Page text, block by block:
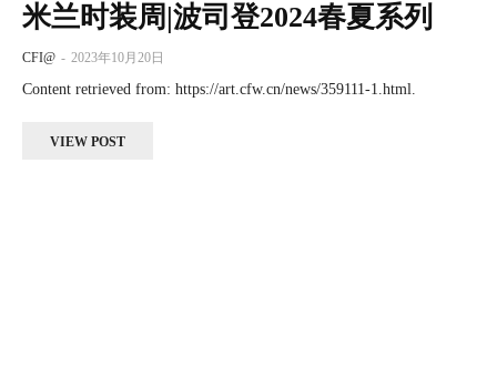
米兰时装周|波司登2024春夏系列
CFI@ - 2023年10月20日
Content retrieved from: https://art.cfw.cn/news/359111-1.html.
VIEW POST